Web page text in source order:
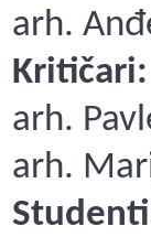
arh.
Kritičari:
arh.
arh.